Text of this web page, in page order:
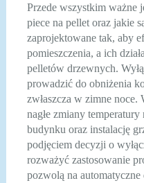
Przede wszystkim ważne
piece na pellet oraz jakie
zaprojektowane tak, aby
pomieszczenia, a ich
pelletów drzewnych.
prowadzić do obniżenia
zwłaszcza w zimne noce.
nagłe zmiany
budynku oraz instalację
podjęciem decyzji o
rozważyć zastosowanie
pozwolą na